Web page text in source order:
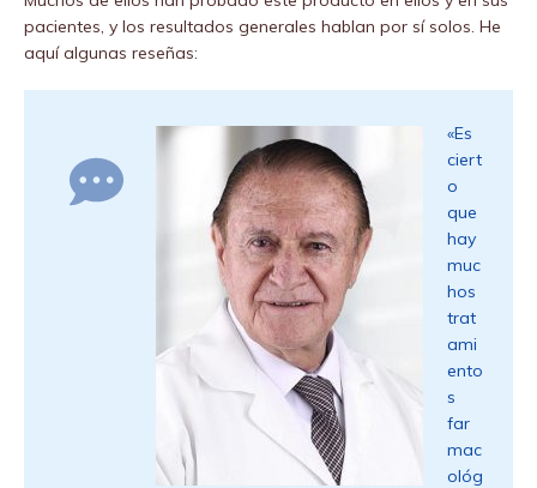
pacientes, y los resultados generales hablan por sí solos. He
aquí algunas reseñas:
«Es
ciert
o
que
hay
muc
hos
trat
ami
ento
s
far
mac
ológ